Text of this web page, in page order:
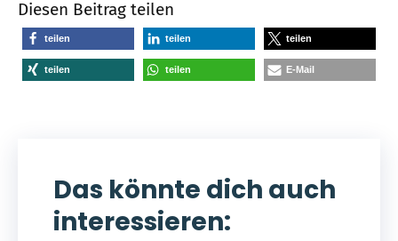
Diesen Beitrag teilen
teilen teilen teilen
teilen teilen E-Mail
Das könnte dich auch
interessieren: